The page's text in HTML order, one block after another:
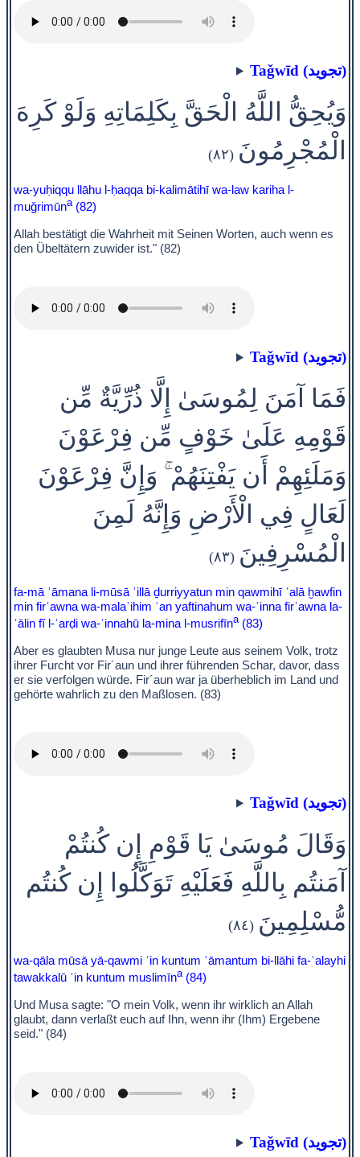
Taǧwīd (تجويد)
وَيُحِقُّ اللَّهُ الْحَقَّ بِكَلِمَاتِهِ وَلَوْ كَرِهَ
الْمُجْرِمُونَ (٨٢)
wa-yuḥiqqu llāhu l-ḥaqqa bi-kalimātihī wa-law kariha l-
muǧrimūna(82)
Allah bestätigt die Wahrheit mit Seinen Worten, auch wenn es
den Übeltätern zuwider ist." (82)
Taǧwīd (تجويد)
فَمَا آمَنَ لِمُوسَىٰ إِلَّا ذُرِّيَّةٌ مِّن
قَوْمِهِ عَلَىٰ خَوْفٍ مِّن فِرْعَوْنَ
وَمَلَئِهِمْ أَن يَفْتِنَهُمْ ۚ وَإِنَّ فِرْعَوْنَ
لَعَالٍ فِي الْأَرْضِ وَإِنَّهُ لَمِنَ
الْمُسْرِفِينَ (٨٣)
fa-mā ʾāmana li-mūsā ʾillā ḏurriyyatun min qawmihī ʿalā ḫawfin
min firʿawna wa-malaʾihim ʾan yaftinahum wa-ʾinna firʿawna la-
ʿālin fĭ l-ʾarḍi wa-ʾinnahū la-mina l-musrifīna(83)
Aber es glaubten Musa nur junge Leute aus seinem Volk, trotz
ihrer Furcht vor Fir´aun und ihrer führenden Schar, davor, dass
er sie verfolgen würde. Fir´aun war ja überheblich im Land und
gehörte wahrlich zu den Maßlosen. (83)
Taǧwīd (تجويد)
وَقَالَ مُوسَىٰ يَا قَوْمِ إِن كُنتُمْ
آمَنتُم بِاللَّهِ فَعَلَيْهِ تَوَكَّلُوا إِن كُنتُم
مُّسْلِمِينَ (٨٤)
wa-qāla mūsā yā-qawmi ʾin kuntum ʾāmantum bi-llāhi fa-ʿalayhi
tawakkalū ʾin kuntum muslimīna(84)
Und Musa sagte: "O mein Volk, wenn ihr wirklich an Allah
glaubt, dann verlaßt euch auf Ihn, wenn ihr (Ihm) Ergebene
seid." (84)
Taǧwīd (تجويد)